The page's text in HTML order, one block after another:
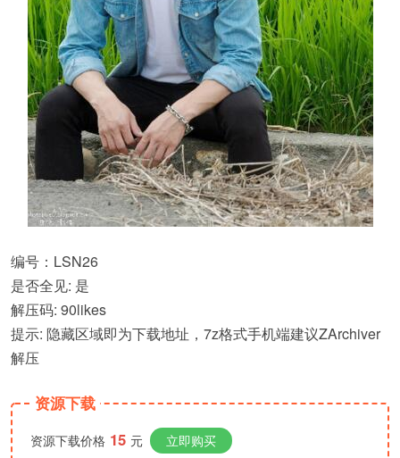
编号：LSN26
是否全见: 是
解压码: 90likes
提示: 隐藏区域即为下载地址，7z格式手机端建议ZArchiver
解压
资源下载
资源下载价格 15 元 立即购买